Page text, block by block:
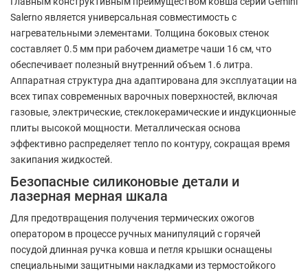
Salerno является универсальная совместимость с
нагревательными элементами. Толщина боковых стенок
составляет 0.5 мм при рабочем диаметре чаши 16 см, что
обеспечивает полезный внутренний объем 1.6 литра.
Аппаратная структура дна адаптирована для эксплуатации на
всех типах современных варочных поверхностей, включая
газовые, электрические, стеклокерамические и индукционные
плиты высокой мощности. Металлическая основа
эффективно распределяет тепло по контуру, сокращая время
закипания жидкостей.
Безопасные силиконовые детали и
лазерная мерная шкала
Для предотвращения получения термических ожогов
оператором в процессе ручных манипуляций с горячей
посудой длинная ручка ковша и петля крышки оснащены
специальными защитными накладками из термостойкого